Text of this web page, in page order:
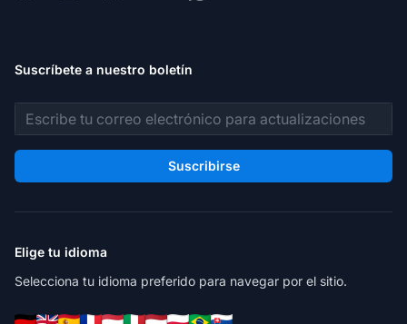
Suscríbete a nuestro boletín
Dirección de correo electrónico
Suscribirse
Elige tu idioma
Selecciona tu idioma preferido para navegar por el sitio.